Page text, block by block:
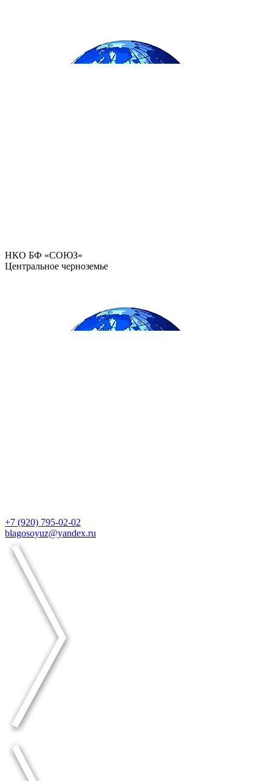
НКО БФ «СОЮЗ»
Центральное черноземье
+7 (920) 795-02-02
blagosoyuz@yandex.ru